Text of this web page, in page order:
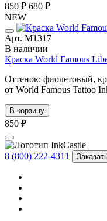
850 ₽ 680 ₽
NEW
Арт. М1317
В наличии
Краска World Famous
Оттенок: фиолетовый,
от World Famous Tattoo
В корзину
850 ₽
8 (800) 222-4311